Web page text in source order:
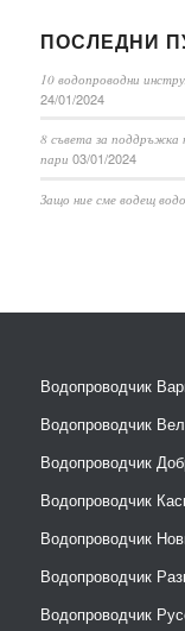
ПОСЛЕДНИ
10 водопроводни
24/01/2024
8 съвета за поддръжка
пари 03/01/2024
Защо ние сме водещ
Водопроводчик
Водопроводчик
Водопроводчик
Водопроводчик
Водопроводчик
Водопроводчик
Водопроводчик